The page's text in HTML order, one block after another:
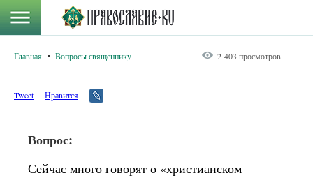
Главная Вопросы священнику 2 403 просмотров
Tweet Нравится
Вопрос:
Сейчас много говорят о «христианском